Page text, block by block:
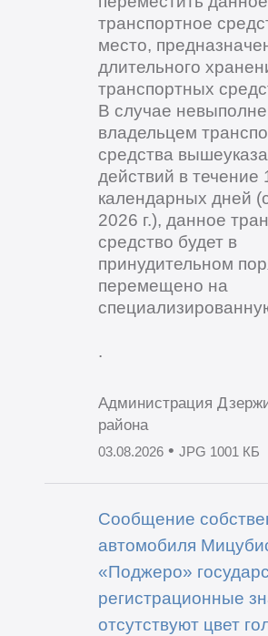
транспортное
место,
длительного
транспортных
В случае
владельцем
средства
действий в течение
календарных дней
2026 г.), данное
средство будет в
принудительном
перемещено на
.
Администрация
района
03.08.2026• JPG 1001 КБ
Сообщение
автомобиля
«Поджеро»
регистрационные
отсутствуют цвет